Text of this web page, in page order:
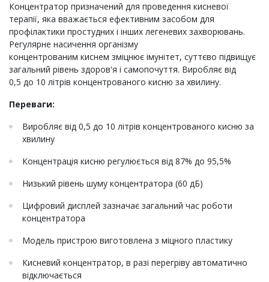
Концентратор призначений для проведення кисневої
терапії, яка вважається ефективним засобом для
профілактики простудних і інших легеневих захворювань.
Регулярне насичення організму
концентрованим киснем зміцнює імунітет, суттєво підвищує
загальний рівень здоров'я і самопочуття. Виробляє від
0,5 до 10 літрів концентрованого кисню за хвилину.
Переваги:
Виробляє від 0,5 до 10 літрів концентрованого кисню за
хвилину
Концентрація кисню регулюється від 87% до 95,5%
Низький рівень шуму концентратора (60 дБ)
Цифровий дисплей зазначає загальний час роботи
концентратора
Модель пристрою виготовлена з міцного пластику
Кисневий концентратор, в разі перегріву автоматично
відключається